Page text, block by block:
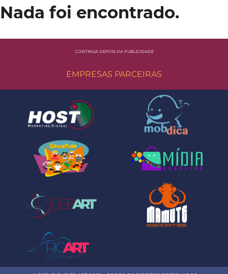
Nada foi encontrado.
CONTINUA DEPOIS DA PUBLICIDADE
EMPRESAS PARCEIRAS